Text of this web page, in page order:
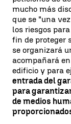
mucho más
que se "una
los riesgos
fin de proteger
se organizará
acompañará
edificio y para
entrada del
para
de medios